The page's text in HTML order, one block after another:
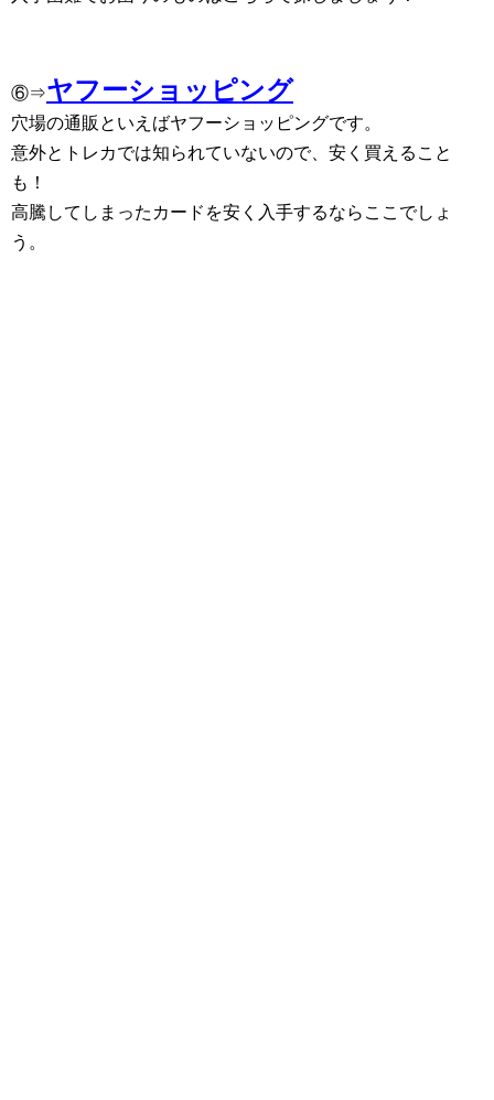
⑥⇒ヤフーショッピング
穴場の通販といえばヤフーショッピングです。
意外とトレカでは知られていないので、安く買えること
も！
高騰してしまったカードを安く入手するならここでしょ
う。